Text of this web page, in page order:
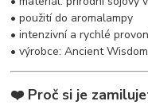
• použití do aromalampy
• intenzivní a rychlé
• výrobce: Ancient Wisdom
❤️ Proč si je